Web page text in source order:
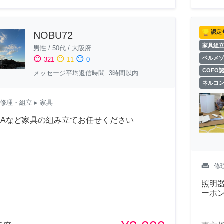
NOBU72
男性 / 50代 / 大阪府
sentiment_satisfied 321 sentiment_neutral 11 sentiment_dissatisfied 0
メッセージ平均返信時間: 3時間以内
修理・組立 ▸ 家具
など家具の組み立てお任せください
認定
家具組
ベルメ
COFO
ネルコ
weekend 修
照明
ーホ